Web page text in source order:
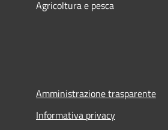
Agricoltura e pesca
Amministrazione trasparente
Informativa privacy